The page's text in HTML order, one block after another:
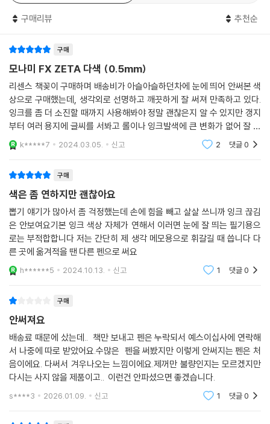
구매리뷰 추천순
구매
모나미 FX ZETA 다색 (0.5mm)
리센스 책꽂이 구매하며 배송비가 아슬아슬하던차에 눈에 띄어 안써본 색
상으로 구매했는데, 생각외로 선명하고 깨끗하게 잘 써져 만족하고 있다.
잉크를 좀 더 소진할 때까지 사용해봐야 정말 괜찮은지 알 수 있지만 갱지
부터 여러 용지에 글씨를 서봐고 롤이나 잉크발색에 큰 변화가 없어 잘 사
용할 것 같다.
k*****7 2024.03.05. 신고 2 댓글0
구매
색은 좀 연하지만 괜찮아요
뽑기 얘기가 많아서 좀 걱정했는데 손에 힘을 빼고 살살 쓰니까 잉크 끊김
은 안보여요기본 잉크 색상 자체가 연해서 이러면 눈에 잘 띄는 필기용으
로는 부적합합니다 저는 간단히 제 생각 메모용으로 휘갈길 때 씁니다 다
른 곳에 옮겨적을 땐 다른 펜으로 써요
h******5 2024.10.13. 신고 1 댓글0
구매
안써져요
배송료 때문에 샀는데.. 책만 보내고 펜은 누락되서 예스이십사에 연락해
서 나중에 따로 받았어요.수많은 펜을 써봤지만 이렇게 안써지는 펜은 처
음이에요. 다써서 겨우나오는 느낌이에요.제꺼만 불량인지는 모르겠지만
다시는 사지 않을 제품이고.. 이런건 안파셨으면 좋겠습니다.
s****3 2026.01.09. 신고 1 댓글0